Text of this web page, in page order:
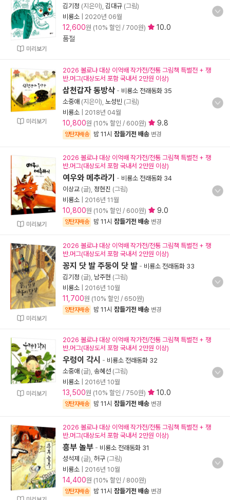
미리보기
김기정 (지은이), 김대규 (그림)
비룡소
2020년 06월
12,600원 (10% 할인 / 700원)
10.0
품절
미리보기
2026 볼로냐 대상 이억배 작가전/전통 그림책 특별전 + 쟁
반.머그(대상도서 포함 국내서 2만원 이상)
삼천갑자 동방삭 - 비룡소 전래동화 35
소중애 (지은이), 노성빈 (그림)
비룡소
2018년 04월
10,800원 (10% 할인 / 600원) 9.8
양탄자배송 밤 11시 잠들기전 배송 변경
미리보기
2026 볼로냐 대상 이억배 작가전/전통 그림책 특별전 + 쟁
반.머그(대상도서 포함 국내서 2만원 이상)
여우와 메추라기 - 비룡소 전래동화 34
이상교 (글), 정현진 (그림)
비룡소
2016년 11월
10,800원 (10% 할인 / 600원) 9.0
양탄자배송 밤 11시 잠들기전 배송 변경
미리보기
2026 볼로냐 대상 이억배 작가전/전통 그림책 특별전 + 쟁
반.머그(대상도서 포함 국내서 2만원 이상)
꽁지 닷 발 주둥이 닷 발 - 비룡소 전래동화 33
김기정 (글), 남주현 (그림)
비룡소
2016년 10월
11,700원 (10% 할인 / 650원)
양탄자배송 밤 11시 잠들기전 배송 변경
미리보기
2026 볼로냐 대상 이억배 작가전/전통 그림책 특별전 + 쟁
반.머그(대상도서 포함 국내서 2만원 이상)
우렁이 각시 - 비룡소 전래동화 32
소중애 (글), 송혜선 (그림)
비룡소
2016년 10월
13,500원 (10% 할인 / 750원) 10.0
양탄자배송 밤 11시 잠들기전 배송 변경
2026 볼로냐 대상 이억배 작가전/전통 그림책 특별전 + 쟁
반.머그(대상도서 포함 국내서 2만원 이상)
흥부 놀부 - 비룡소 전래동화 31
성석제 (글), 허구 (그림)
비룡소
2016년 10월
14,400원 (10% 할인 / 800원)
양탄자배송 밤 11시 잠들기전 배송 변경